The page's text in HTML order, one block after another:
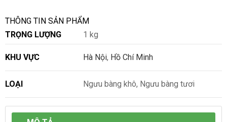
THÔNG TIN SẢN PHẨM
TRỌNG LƯỢNG
1 kg
KHU VỰC Hà Nội, Hồ Chí Minh
LOẠI Ngưu bàng khô, Ngưu bàng tươi